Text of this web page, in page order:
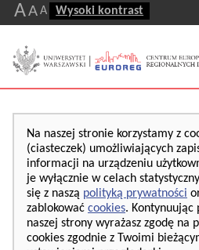
AA A Wysoki kontrast
Na naszej stronie korzystamy z
(ciasteczek) umożliwiających
informacji na urządzeniu
je wyłącznie w celach
się z naszą polityką prywatności
zablokować cookies. Kontynuując
naszej strony wyrażasz zgodę na
cookies zgodnie z Twoimi